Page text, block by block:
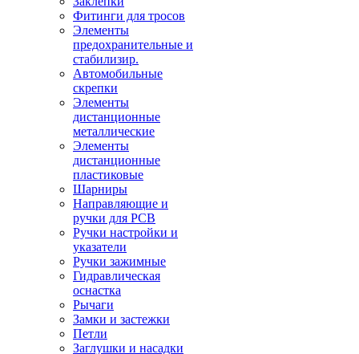
Фитинги для тросов
Элементы
предохранительные и
стабилизир.
Автомобильные
скрепки
Элементы
дистанционные
металлические
Элементы
дистанционные
пластиковые
Шарниры
Направляющие и
ручки для PCB
Ручки настройки и
указатели
Ручки зажимные
Гидравлическая
оснастка
Рычаги
Замки и застежки
Петли
Заглушки и насадки